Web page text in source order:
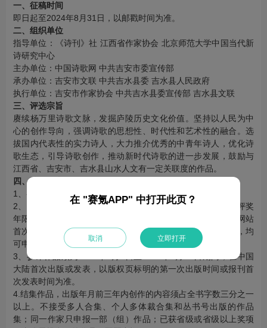
一、征稿时间
即日起至2024年8月31日，以邮戳时间为准。
二、组织单位
指导单位：《诗刊》社 江西省作家协会 北京师范大学中国当代新
诗研究中心
主办单位：中国诗歌网 中共吉安市委宣传部
承办单位：吉安市文联 中共吉水县委 吉水县人民政府
执行单位：吉安市作家协会 中共吉水县委宣传部 吉水县文联
三、评选宗旨
赓续杨万里诗歌文脉，发掘庐陵历史文化价值。坚持以人民为中
心的创作导向，强调诗歌的思想性、时代性和艺术性的融合。选
拔国内代表性的实力诗人，大力推介优秀的中青年诗人，优化诗
歌生态，引导诗歌创作，推动新时代诗歌的进一步发展，鼓励与
江西省、吉安市、吉水县山水人文有一定关联度的作品。
四、稿件要求
1、参评作品体裁为现代诗、散文诗。
2、以公开发表的刊物或个人诗集的形式参评，突出原创性。评奖
年限内由中国大陆地区经国家批准的报纸、期刊、出版社、网站
首次发表或出版的文学作品，只要符合评选体裁、门类要求，均
可申报参评。
3、参评作品须为2021年1月1日至2024年6月30日期间，在中国
大陆首次出版或发表，以版权页标明的第一次出版时间或报刊首
次发表时间为准。
4.结集作品，出版年月前三年内创作的内容须占全书字数三分之一
以上。不接受多人合集、个人多体裁合集和丛书号出版的作品
集；同一作家只申报一部（组）作品；已获省级或省级以上奖项
在 "赛氪APP" 中打开此页？
取消 立即打开